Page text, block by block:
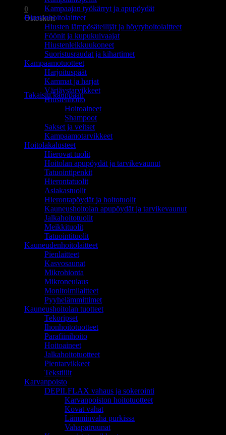
0
Ostoskori
Ostoskori on tyhjä.
Takaisin kauppaan
Kampaajan työkärryt ja apupöydät
Hiustenhoitolaitteet
Hiusten lämpösäteilijät ja höyryhoitolaitteet
Föönit ja kupukuivaajat
Hiustenleikkuukoneet
Suoristusraudat ja kihartimet
Kampaamotuotteet
Harjoituspäät
Kammat ja harjat
Värjäystarvikkeet
Hiustenhoito
Hoitoaineet
Shampoot
Sakset ja veitset
Kampaamotarvikkeet
Hoitolakalusteet
Hierovat tuolit
Hoitolan apupöydät ja tarvikevaunut
Tatuointipenkit
Hierontatuolit
Asiakastuolit
Hierontapöydät ja hoitotuolit
Kauneushoitolan apupöydät ja tarvikevaunut
Jalkahoitotuolit
Meikkituolit
Tatuointituolit
Kauneudenhoitolaitteet
Pienlaitteet
Kasvosaunat
Mikrohionta
Mikroneulaus
Monitoimilaitteet
Pyyhelämmittimet
Kauneushoitolan tuotteet
Tekoripset
Ihonhoitotuotteet
Parafiinihoito
Hoitoaineet
Jalkahoitotuotteet
Pientarvikkeet
Tekstiilit
Karvanpoisto
DEPILFLAX vahaus ja sokerointi
Karvanpoiston hoitotuotteet
Kovat vahat
Lämminvaha purkissa
Vahapatruunat